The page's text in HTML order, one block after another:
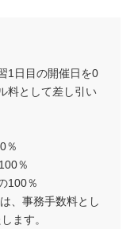
1日目の開催日を0
料として差し引い
％
％
100％
、事務手数料とし
ます。